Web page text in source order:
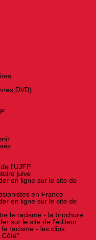
l'UJFP
juive
en ligne sur le site de
en France
en ligne sur le site de
le racisme - la brochure
sur le site de l'éditeur
racisme - les clips
Côté"